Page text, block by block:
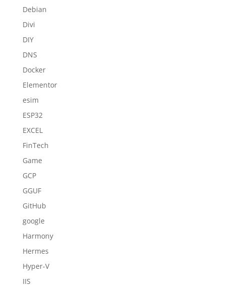
Debian
Divi
DIY
DNS
Docker
Elementor
esim
ESP32
EXCEL
FinTech
Game
GCP
GGUF
GitHub
google
Harmony
Hermes
Hyper-V
IIS